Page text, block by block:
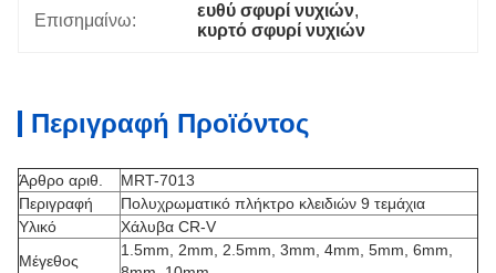
Επισημαίνω:
ευθύ σφυρί νυχιών,
κυρτό σφυρί νυχιών
Περιγραφή Προϊόντος
Άρθρο αριθ.
MRT-7013
Περιγραφή
Πολυχρωματικό πλήκτρο κλειδιών 9 τεμάχια
Υλικό
Χάλυβα CR-V
Μέγεθος
1.5mm, 2mm, 2.5mm, 3mm, 4mm, 5mm, 6mm,